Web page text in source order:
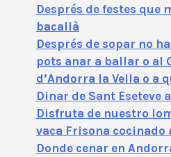
Després de festes que
bacallà
Després de sopar no
pots anar a ballar o al
d’Andorra la Vella o a
Dinar de Sant Eseteve
Disfruta de nuestro
vaca Frisona cocinado
Donde cenar en